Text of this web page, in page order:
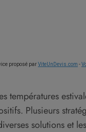
proposé parViteUnDevis.com -
températures
Plusieurs
solutions et